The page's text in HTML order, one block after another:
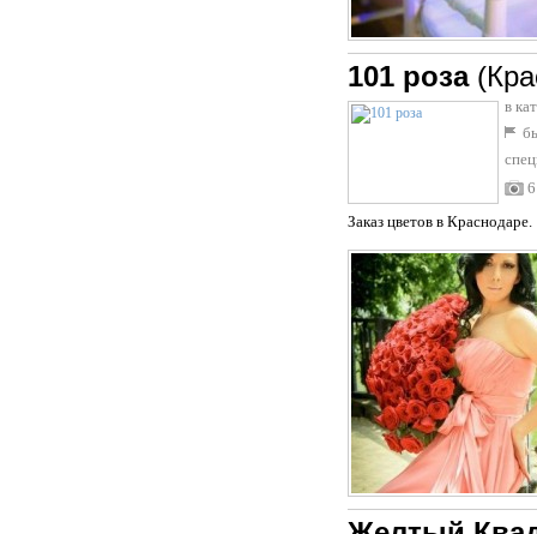
101 роза
в
6
Заказ цветов в